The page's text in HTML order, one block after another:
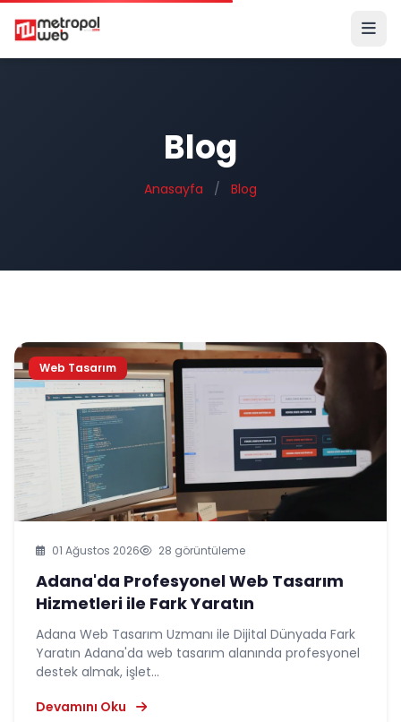
Ana içeriğe geç
Blog
Anasayfa / Blog
Web Tasarım
01 Ağustos 2026 28 görüntüleme
Adana'da Profesyonel Web Tasarım
Hizmetleri ile Fark Yaratın
Adana Web Tasarım Uzmanı ile Dijital Dünyada Fark
Yaratın Adana'da web tasarım alanında profesyonel
destek almak, işlet...
Devamını Oku